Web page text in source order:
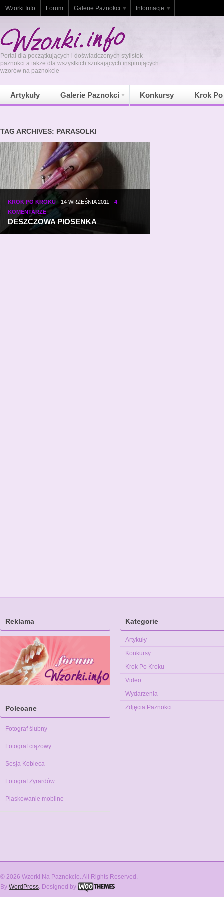
Wzorki.Info Forum Galerie Paznokci Informacje
Portal dla początkujących i doświadczonych stylistek
paznokci a także dla wszystkich szukających inspirujących
wzorów na paznokcie
Artykuły Galerie Paznokci Konkursy Krok
TAG ARCHIVES: PARASOLKI
KROK PO KROKU - 14 WRZEŚNIA 2011 - 4
KOMENTARZE
DESZCZOWA PIOSENKA
Reklama
Polecane
Fotograf ślubny
Fotograf ciążowy
Sesja Kobieca
Fotograf Żyrardów
Piaskowanie mobilne
Kategorie
Artykuły
Konkursy
Krok Po Kroku
Video
Wydarzenia
Zdjęcia Paznokci
© 2026 Wzorki Na Paznokcie. All Rights Reserved.
By WordPress. Designed by